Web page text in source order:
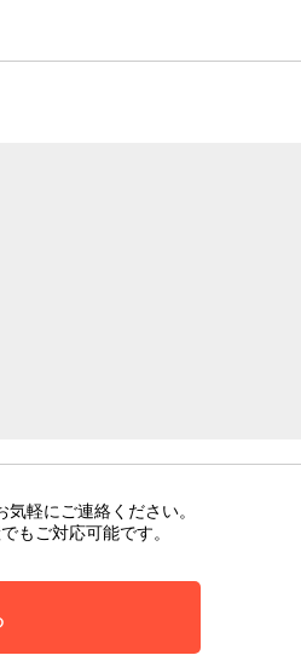
軽にご連絡ください。
もご対応可能です。